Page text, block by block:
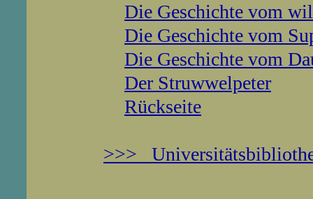
Die Geschichte vom
Die Geschichte vom
Die Geschichte vom
Der Struwwelpeter
Rückseite
>>>